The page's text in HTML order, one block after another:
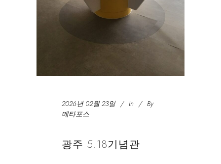
2026년 02월 23일 In
By
메타포스
광주 5.18기념관